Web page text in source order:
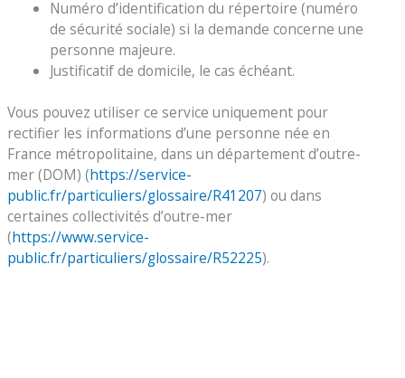
Numéro d’identification du répertoire (numéro
de sécurité sociale) si la demande concerne une
personne majeure.
Justificatif de domicile, le cas échéant.
Vous pouvez utiliser ce service uniquement pour
rectifier les informations d’une personne née en
France métropolitaine, dans un département d’outre-
mer (DOM) (https://service-
public.fr/particuliers/glossaire/R41207) ou dans
certaines collectivités d’outre-mer
(https://www.service-
public.fr/particuliers/glossaire/R52225).